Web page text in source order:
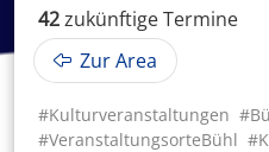
42zukünftigeTermine
Zur Area
#Kulturveranstaltungen
#VeranstaltungsorteBühl